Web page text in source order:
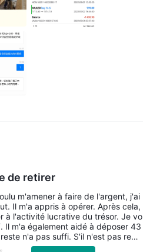
de chaque revenu, il m'a d
plus de fonds, j'ai donc successive
USDT jusqu'à ce que je n'aie plus
proposé que 20 000 USDT p
devait lever plus de fonds. À c
senti mal, alors j'ai recher
auparavant et j'ai trouvé
les photos d'autres personne
alors je suis immédiatement
rappelle vraiment de faire attenti
de retirer
m'amener à faire de l'argent, j'ai
Il m'a appris à opérer. Après cela,
à l'activité lucrative du trésor. Je vo
Il m'a également aidé à déposer 43
n'a pas suffi. S'il n'est pas rem
retirer des fonds et le compte sera